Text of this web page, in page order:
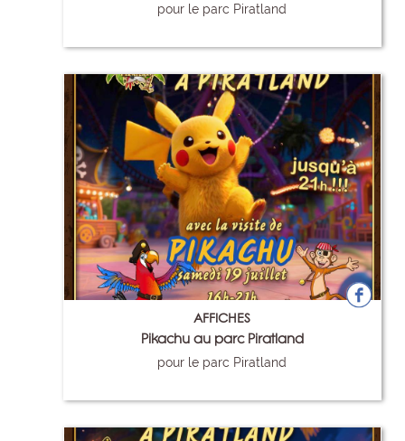
pour le parc Piratland
AFFICHES
Pikachu au parc Piratland
pour le parc Piratland